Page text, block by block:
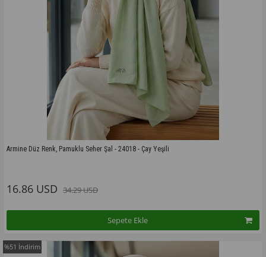
Armine Düz Renk, Pamuklu Seher Şal - 24018 - Çay Yeşili
Bu modelin tüm renkleri için tıklayınız
16.86 USD 34.29 USD
Sepete Ekle
%51 İndirim